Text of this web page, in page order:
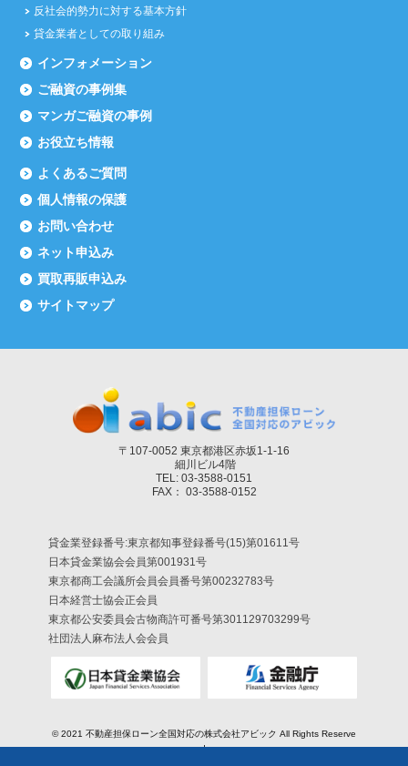
反社会的勢力に対する基本方針
貸金業者としての取り組み
インフォメーション
ご融資の事例集
マンガご融資の事例
お役立ち情報
よくあるご質問
個人情報の保護
お問い合わせ
ネット申込み
買取再販申込み
サイトマップ
〒107-0052 東京都港区赤坂1-1-16
細川ビル4階
TEL: 03-3588-0151
FAX： 03-3588-0152
貸金業登録番号:東京都知事登録番号(15)第01611号
日本貸金業協会会員第001931号
東京都商工会議所会員会員番号第00232783号
日本経営士協会正会員
東京都公安委員会古物商許可番号第301129703299号
社団法人麻布法人会会員
© 2021 不動産担保ローン全国対応の株式会社アビック All Rights Reserve
d.